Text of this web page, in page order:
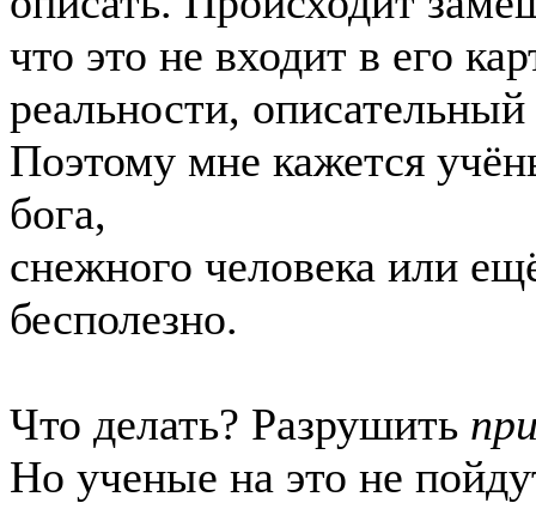
что это не входит в его
реальности,
Поэтому мне кажется
бога,
снежного человека или
бесполезно.
Что делать? Разрушить
Но ученые на это не